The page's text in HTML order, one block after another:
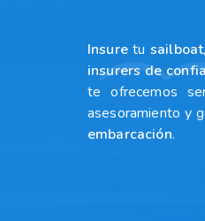
Insuretu sailboat,
insurers de
te ofrecemos
asesoramiento y
embarcación.